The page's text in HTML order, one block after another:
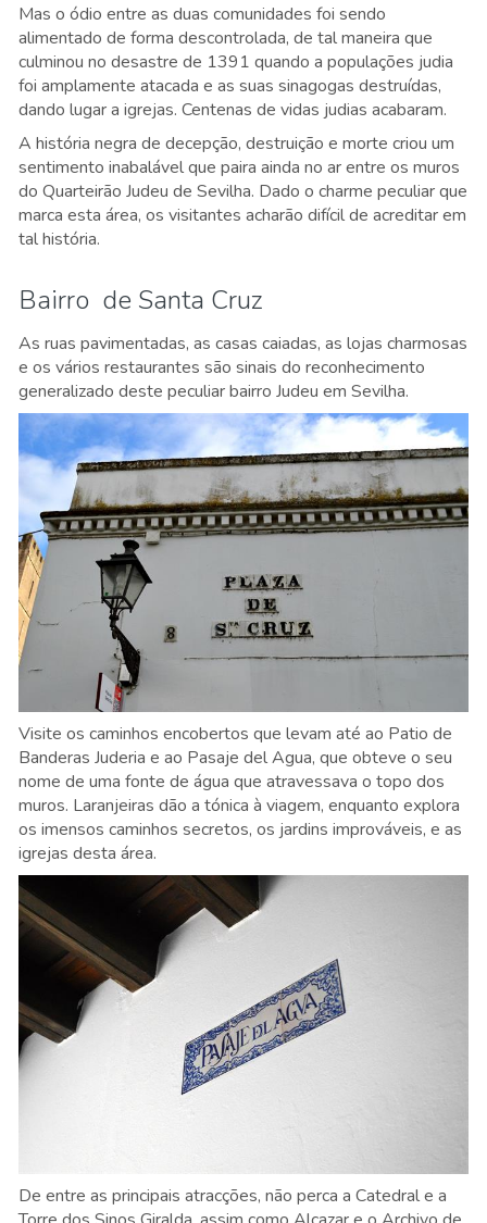
Mas o ódio entre as duas comunidades foi sendo
alimentado de forma descontrolada, de tal maneira que
culminou no desastre de 1391 quando a populações judia
foi amplamente atacada e as suas sinagogas destruídas,
dando lugar a igrejas. Centenas de vidas judias acabaram.
A história negra de decepção, destruição e morte criou um
sentimento inabalável que paira ainda no ar entre os muros
do Quarteirão Judeu de Sevilha. Dado o charme peculiar que
marca esta área, os visitantes acharão difícil de acreditar em
tal história.
Bairro de Santa Cruz
As ruas pavimentadas, as casas caiadas, as lojas charmosas
e os vários restaurantes são sinais do reconhecimento
generalizado deste peculiar bairro Judeu em Sevilha.
Visite os caminhos encobertos que levam até ao Patio de
Banderas Juderia e ao Pasaje del Agua, que obteve o seu
nome de uma fonte de água que atravessava o topo dos
muros. Laranjeiras dão a tónica à viagem, enquanto explora
os imensos caminhos secretos, os jardins improváveis, e as
igrejas desta área.
De entre as principais atracções, não perca a Catedral e a